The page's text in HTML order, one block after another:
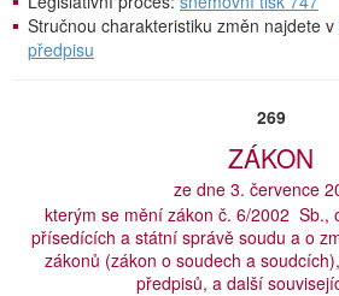
Stručnou charakteristiku změn najdete v
předpisu
269
ZÁKON
ze dne 3. července
kterým se mění zákon č. 6/2002 Sb.,
přísedících a státní správě soudu a o
zákonů (zákon o soudech a
předpisů, a další